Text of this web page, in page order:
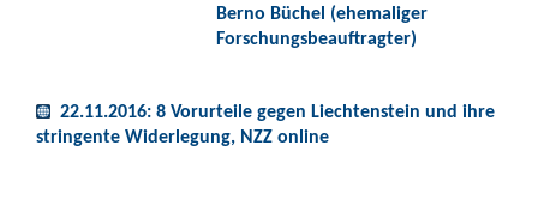
Berno Büchel (ehemaliger
Forschungsbeauftragter)
22.11.2016: 8 Vorurteile gegen Liechtenstein und ihre
stringente Widerlegung, NZZ online